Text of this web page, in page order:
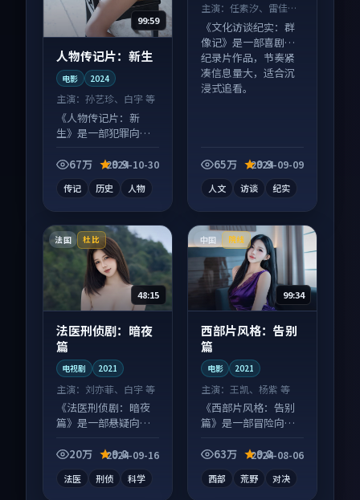
99:59
人物传记片：新生
电影 2024
主演： 孙艺珍、白宇 等
《人物传记片：新
生》是一部犯罪向电
为内核，情感戏份扎
67万 9.9
2024-10-30
传记 历史 人物
主演：任素汐、雷佳音
等
《文化访谈纪实：群
像记》是一部喜剧向
纪录片作品，节奏紧
凑信息量大，适合沉
浸式追看。
65万 9.9
2024-09-09
人文 访谈 纪实
法国 杜比
48:15
法医刑侦剧：暗夜
篇
电视剧 2021
主演： 刘亦菲、白宇 等
《法医刑侦剧：暗夜
篇》是一部悬疑向电
并行，细节值得二刷
20万 9.8
2024-09-16
法医 刑侦 科学
中国 院线
99:34
西部片风格：告别
篇
电影 2021
主演： 王凯、杨紫 等
《西部片风格：告别
篇》是一部冒险向电
线，配乐与镜头配合
63万 9.8
2024-08-06
西部 荒野 对决